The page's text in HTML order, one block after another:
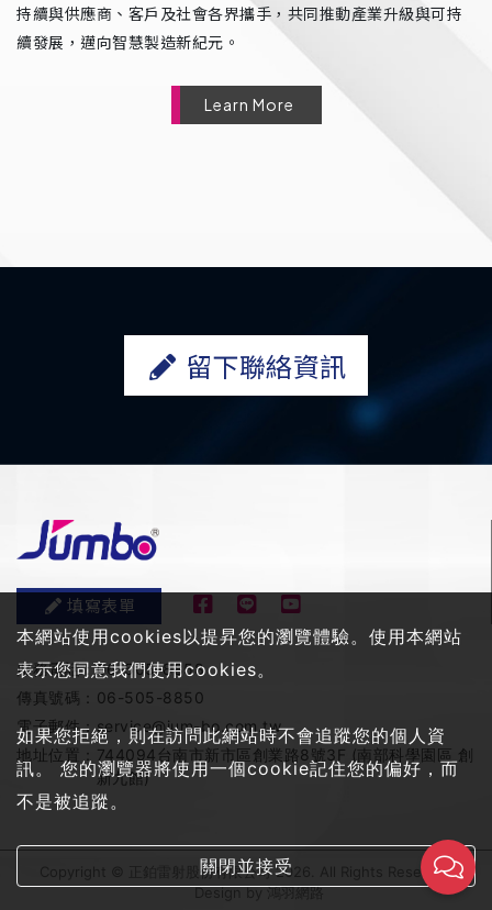
持續與供應商、客戶及社會各界攜手，共同推動產業升級與可持
續發展，邁向智慧製造新紀元。
Learn More
留下聯絡資訊
填寫表單
服務電話：06-505-8858
傳真號碼： 06-505-8850
電子郵件：service@jum-bo.com.tw
地址位置： 744094台南市新市區創業路8號3F (南部科學園區 創
新九館)
Copyright © 正鉑雷射股份有限公司 2026. All Rights Reserved
Design by鴻羽網路
本網站使用cookies以提昇您的瀏覽體驗。使用本網站
表示您同意我們使用cookies。
如果您拒絕，則在訪問此網站時不會追蹤您的個人資
訊。 您的瀏覽器將使用一個cookie記住您的偏好，而
不是被追蹤。
關閉並接受